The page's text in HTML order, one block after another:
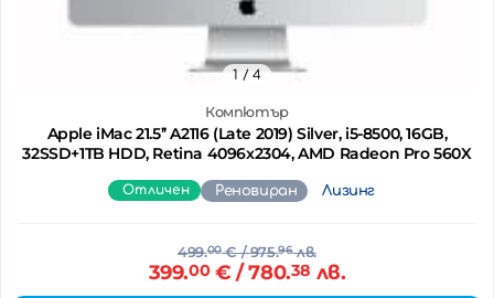
Компютър
Apple iMac 21.5’’ A2116 (Late 2019) Silver, i5-8500, 16GB,
32SSD+1TB HDD, Retina 4096x2304, AMD Radeon Pro 560X
1 / 4
Отличен Реновиран Лизинг
499.00€/ 975.96лв.
399.00€ / 780.38 лв.